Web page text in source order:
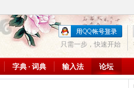
只需一步，快速开始
字典 · 词典 输入法 论坛